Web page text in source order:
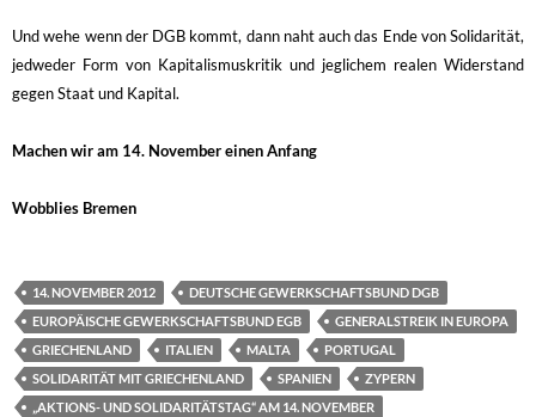
Und wehe wenn der DGB kommt, dann naht auch das Ende von Solidarität,
jedweder Form von Kapitalismuskritik und jeglichem realen Widerstand
gegen Staat und Kapital.
Machen wir am 14. November einen Anfang
Wobblies Bremen
14. NOVEMBER 2012
DEUTSCHE GEWERKSCHAFTSBUND DGB
EUROPÄISCHE GEWERKSCHAFTSBUND EGB
GENERALSTREIK IN EUROPA
GRIECHENLAND
ITALIEN MALTA
PORTUGAL
SOLIDARITÄT MIT GRIECHENLAND
SPANIEN
ZYPERN
„AKTIONS- UND SOLIDARITÄTSTAG“ AM 14. NOVEMBER